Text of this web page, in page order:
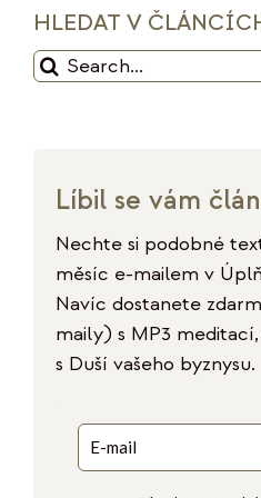
HLEDAT V
Hledat:
Líbil se vám
Nechte si podobné
měsíc e-mailem v
Navíc dostanete
maily) s MP3
s Duší vašeho byznysu.